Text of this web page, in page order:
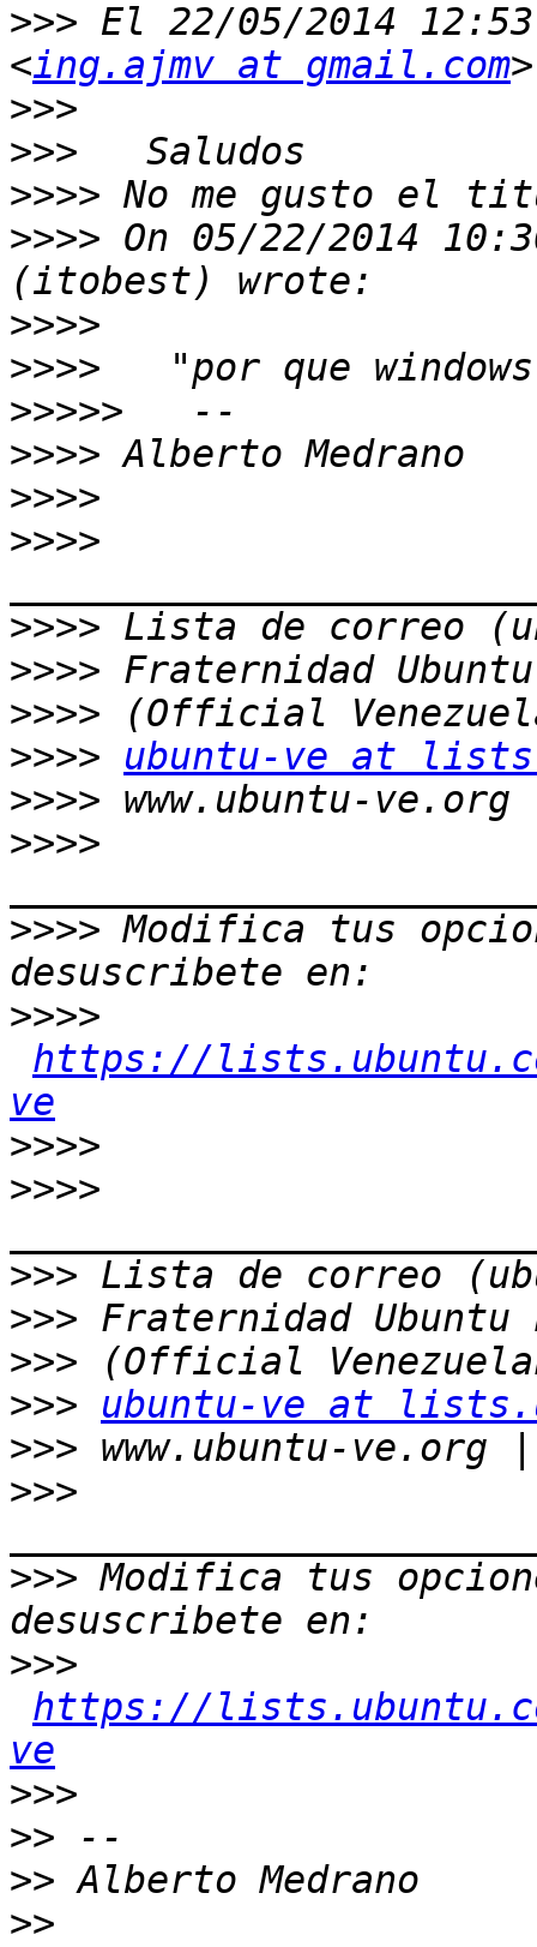
>>> El 22/05/2014
<ing.ajmv at gmail.com
>>>
>>>
>>>>
>>>> On 05/22/2014
>>>>
>>>>
>>>>>
>>>>
>>>>
>>>>
>>>>
>>>>
>>>>
>>>>
ubuntu-ve at
>>>>
>>>>
>>>> Modifica tus
>>>>
https://
ve
>>>>
>>>>
>>>
>>>
>>>
>>>
ubuntu-ve at
>>>
>>>
>>> Modifica tus
>>>
https://
ve
>>>
>>
>>
>>